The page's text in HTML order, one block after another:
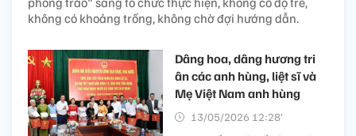
không có khoảng trống, không chờ đợi hướng dẫn.
Dâng hoa, dâng hương tri
ân các anh hùng, liệt sĩ và
Mẹ Việt Nam anh hùng
13/05/2026 12:28’